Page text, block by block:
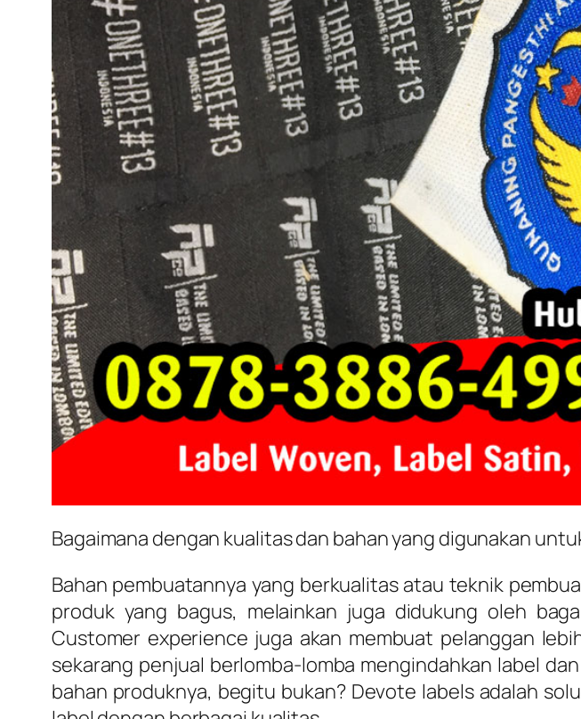
Bagaimana dengan kualitas dan bahan yang digunakan
Bahan pembuatannya yang berkualitas atau teknik
produk yang bagus, melainkan juga didukung oleh
Customer experience juga akan membuat pelanggan
sekarang penjual berlomba-lomba mengindahkan label
bahan produknya, begitu bukan? Devote labels adalah